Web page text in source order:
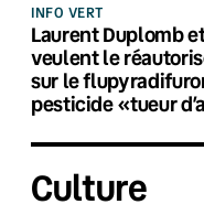
INFO VERT
Laurent Duplomb
veulent le
sur le
pesticide «tueur
Culture